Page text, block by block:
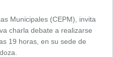
Municipales (CEPM), invita
charla debate a realizarse
19 horas, en su sede de